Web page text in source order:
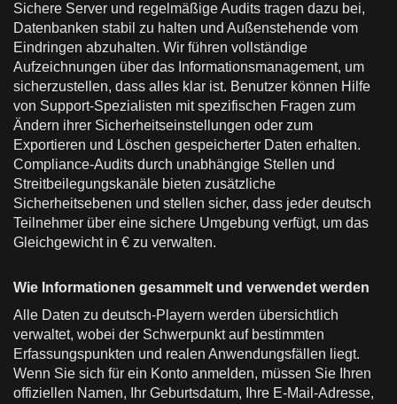
Sichere Server und regelmäßige Audits tragen dazu bei,
Datenbanken stabil zu halten und Außenstehende vom
Eindringen abzuhalten. Wir führen vollständige
Aufzeichnungen über das Informationsmanagement, um
sicherzustellen, dass alles klar ist. Benutzer können Hilfe
von Support-Spezialisten mit spezifischen Fragen zum
Ändern ihrer Sicherheitseinstellungen oder zum
Exportieren und Löschen gespeicherter Daten erhalten.
Compliance-Audits durch unabhängige Stellen und
Streitbeilegungskanäle bieten zusätzliche
Sicherheitsebenen und stellen sicher, dass jeder deutsch
Teilnehmer über eine sichere Umgebung verfügt, um das
Gleichgewicht in € zu verwalten.
Wie Informationen gesammelt und verwendet werden
Alle Daten zu deutsch-Playern werden übersichtlich
verwaltet, wobei der Schwerpunkt auf bestimmten
Erfassungspunkten und realen Anwendungsfällen liegt.
Wenn Sie sich für ein Konto anmelden, müssen Sie Ihren
offiziellen Namen, Ihr Geburtsdatum, Ihre E-Mail-Adresse,